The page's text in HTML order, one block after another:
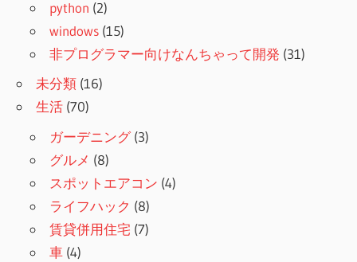
python (2)
windows (15)
非プログラマー向けなんちゃって開発 (31)
未分類 (16)
生活 (70)
ガーデニング(3)
グルメ (8)
スポットエアコン (4)
ライフハック (8)
賃貸併用住宅 (7)
車 (4)